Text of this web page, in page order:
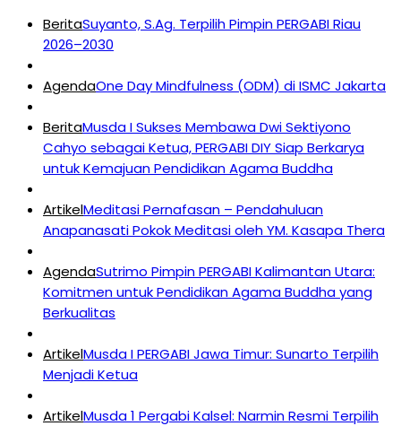
BeritaSuyanto, S.Ag. Terpilih Pimpin PERGABI Riau
2026–2030
AgendaOne Day Mindfulness (ODM) di ISMC Jakarta
BeritaMusda I Sukses Membawa Dwi Sektiyono
Cahyo sebagai Ketua, PERGABI DIY Siap Berkarya
untuk Kemajuan Pendidikan Agama Buddha
ArtikelMeditasi Pernafasan – Pendahuluan
Anapanasati Pokok Meditasi oleh YM. Kasapa Thera
AgendaSutrimo Pimpin PERGABI Kalimantan Utara:
Komitmen untuk Pendidikan Agama Buddha yang
Berkualitas
ArtikelMusda I PERGABI Jawa Timur: Sunarto Terpilih
Menjadi Ketua
ArtikelMusda 1 Pergabi Kalsel: Narmin Resmi Terpilih